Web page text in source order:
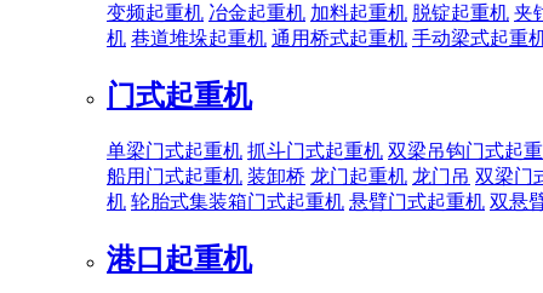
变频起重机 冶金起重机 加料起重机 脱锭起重机 夹
机 巷道堆垛起重机 通用桥式起重机 手动梁式起重
门式起重机
单梁门式起重机 抓斗门式起重机 双梁吊钩门式起
船用门式起重机 装卸桥 龙门起重机 龙门吊 双梁门
机 轮胎式集装箱门式起重机 悬臂门式起重机 双悬
港口起重机